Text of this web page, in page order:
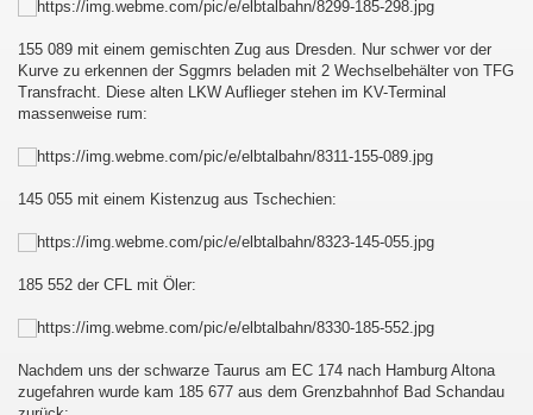
155 089 mit einem gemischten Zug aus Dresden. Nur schwer vor der
Kurve zu erkennen der Sggmrs beladen mit 2 Wechselbehälter von TFG
Transfracht. Diese alten LKW Auflieger stehen im KV-Terminal
massenweise rum:
145 055 mit einem Kistenzug aus Tschechien:
185 552 der CFL mit Öler:
Nachdem uns der schwarze Taurus am EC 174 nach Hamburg Altona
zugefahren wurde kam 185 677 aus dem Grenzbahnhof Bad Schandau
- Děčín und zurück
Niebüll